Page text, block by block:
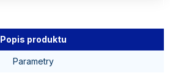
Popis produktu
Parametry